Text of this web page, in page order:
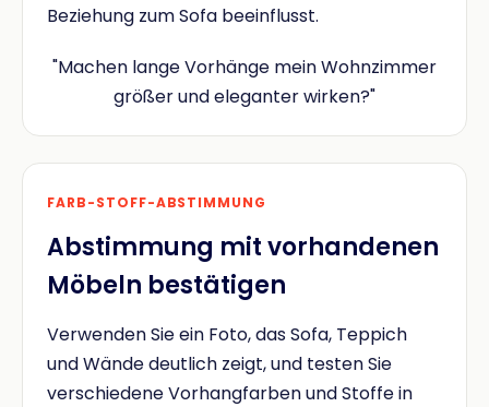
Beziehung zum Sofa beeinflusst.
"Machen lange Vorhänge mein Wohnzimmer
größer und eleganter wirken?"
FARB-STOFF-ABSTIMMUNG
Abstimmung mit vorhandenen
Möbeln bestätigen
Verwenden Sie ein Foto, das Sofa, Teppich
und Wände deutlich zeigt, und testen Sie
verschiedene Vorhangfarben und Stoffe in